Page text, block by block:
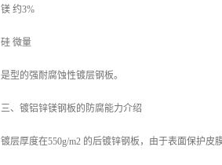
镁 约3%
硅 微量
是型的强耐腐蚀性镀层钢板。
三、镀铝锌镁钢板的防腐能力介绍
镀层厚度在550g/m2 的后镀锌钢板，由于表面保护